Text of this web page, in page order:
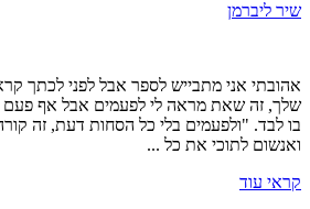
שיר ליברמן
אהובתי אני מתבייש לספר אבל לפני לכתך
שלך, זה שאת מראה לי לפעמים אבל אף
בו לבד. "ולפעמים בלי כל הסחות דעת, זה
ואנשום לתוכי את כל ...
קראי עוד